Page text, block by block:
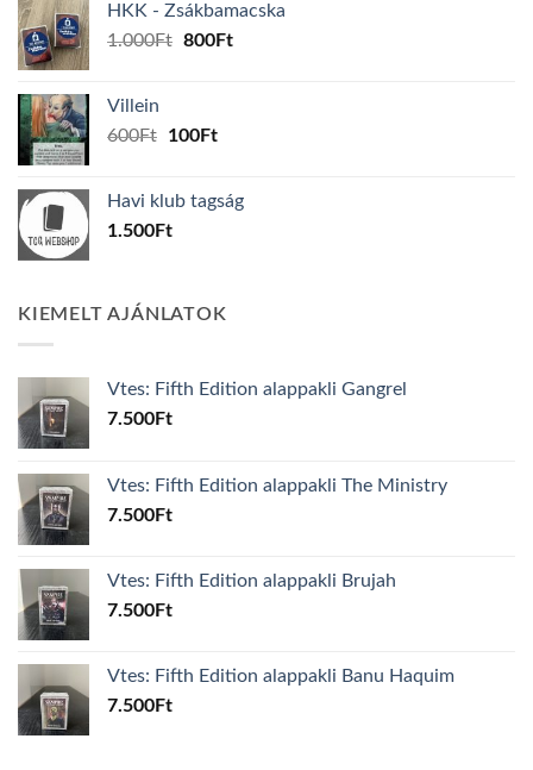
160Ft.150Ft.
HKK - Zsákbamacska
1.000Ft Original
800FtCurrent
Villein
600Ft
Original
600Ft.
100FtCurrent
100Ft.
Havi klub tagság
1.500Ft
KIEMELT AJÁNLATOK
Vtes: Fifth Edition alappakli Gangrel
7.500Ft
Vtes: Fifth Edition alappakli The Ministry
7.500Ft
Vtes: Fifth Edition alappakli Brujah
7.500Ft
Vtes: Fifth Edition alappakli Banu Haquim
7.500Ft